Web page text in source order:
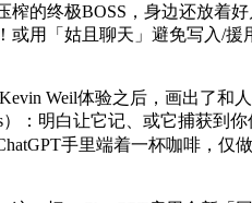
榨的终极BOSS，身边还放着
或用「姑且聊天」避免写入/
Weil体验之后，画出了和
）：明白让它记、或它捕获
手里端着一杯咖啡，仅